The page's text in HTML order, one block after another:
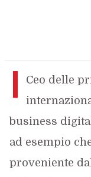
I
Ceo delle
business
ad esempio
proveniente